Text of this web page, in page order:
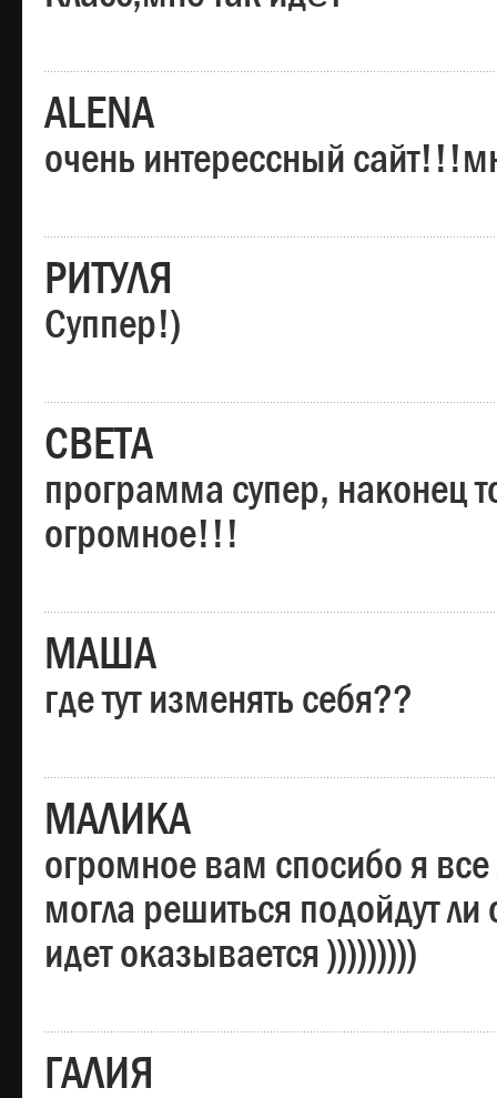
ALENA
очень интерессный
РИТУЛЯ
Суппер!)
СВЕТА
программа супер, наконец
огромное!!!
МАША
где тут изменять себя??
МАЛИКА
огромное вам спосибо я
могла решиться подойдут ли
идет оказывается )))))))))
ГАЛИЯ